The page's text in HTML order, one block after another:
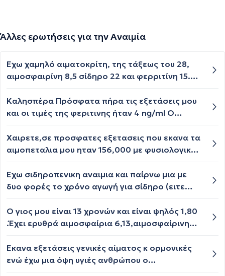
Άλλες ερωτήσεις για την Αναιμία
Έχω χαμηλό αιματοκρίτη, της τάξεως του 28,
αιμοσφαιρίνη 8,5 σίδηρο 22 και φερριτίνη 15.
παρενέργειες υψηλό πυρετό. Και
τρανσαμινάσες στα υψηλά. Στο πρόσφατο μου
17×0,9. Τι προτείνετε;;;
Καλησπέρα Πρόσφατα πήρα τις εξετάσεις μου
και οι τιμές της φεριτινης ήταν 4 ng/ml Ο
συγκέντρωση των ερυθρών αιμοσφαιρίων
4,47.Ποια μπορεί να είναι η αιτία.Η διατροφή
πλούσιες σε σίδηρο?Είναι κάποιο προβλήμα
αναιμίας? Ευχαριστώ
Χαιρετε,σε προσφατες εξετασεις που εκανα τα
αιμοπεταλια μου ηταν 156,000 με φυσιολογικεσ
φυσιολογικα πλαισια αλλα το ερωτημα μου
ειναι,δεν ειναι λιγα παλι? 156? μονο 6 μοναδες
επισης, η περιοδος επηρεαζει? ευχαριστω.
Εχω σιδηροπενικη αναιμια και παίρνω μια με
δυο φορές το χρόνο αγωγή για σίδηρο (ειτε
ομως απέκτησα και θεμα με ΓΟΠ και παιρνω
λαπραζόλη για ορισμένο διάστημα. Να διακοψω
συνεχισω κανονικα απλά δε θα εχω την ιδια
απορροφηση; Μπορει η ΓΟΠ να μου ριχνει το
Ο γιος μου είναι 13 χρονών και είναι ψηλός 1,80
.Έχει ερυθρά αιμοσφαίρια 6,13,αιμοσφαίρινη
Έκανα εξετάσεις γενικές αίματος κ ορμονικές
ενώ έχω μια όψη υγιές ανθρώπου ο